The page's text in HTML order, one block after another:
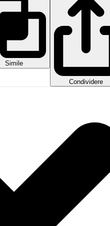
Simile
Condividere